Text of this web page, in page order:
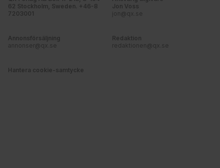
62 Stockholm, Sweden. +46-8
7203001
Jon Voss
jon@qx.se
Annonsförsäljning
annonser@qx.se
Redaktion
redaktionen@qx.se
Hantera cookie-samtycke